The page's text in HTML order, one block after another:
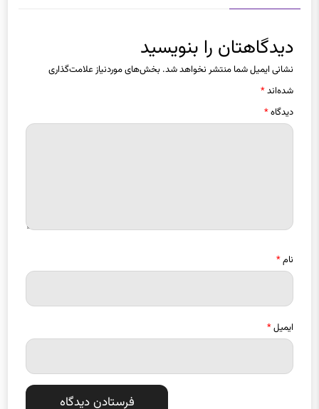
دیدگاهتان را بنویسید
نشانی ایمیل شما منتشر نخواهد شد. بخش‌های موردنیاز علامت‌گذاری
شده‌اند*
دیدگاه*
نام*
ایمیل*